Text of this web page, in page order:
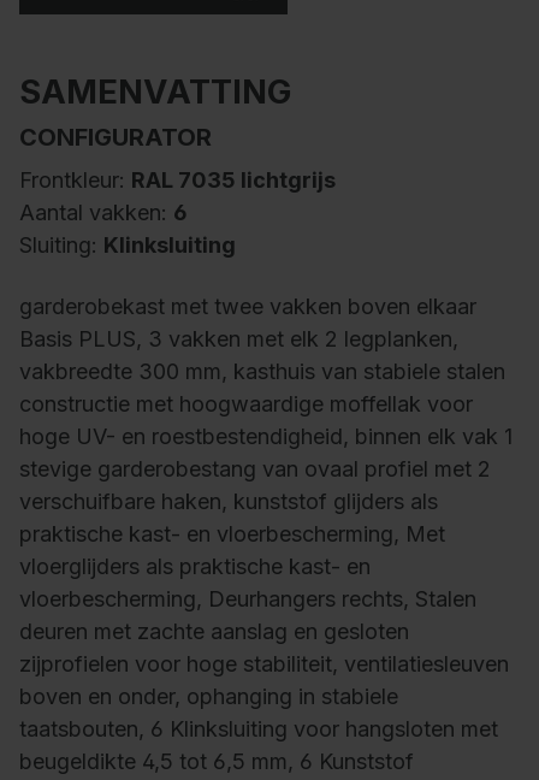
SAMENVATTING
CONFIGURATOR
Frontkleur: RAL 7035 lichtgrijs
Aantal vakken: 6
Sluiting: Klinksluiting
garderobekast met twee vakken boven elkaar
Basis PLUS, 3 vakken met elk 2 legplanken,
vakbreedte 300 mm, kasthuis van stabiele stalen
constructie met hoogwaardige moffellak voor
hoge UV- en roestbestendigheid, binnen elk vak 1
stevige garderobestang van ovaal profiel met 2
verschuifbare haken, kunststof glijders als
praktische kast- en vloerbescherming, Met
vloerglijders als praktische kast- en
vloerbescherming, Deurhangers rechts, Stalen
deuren met zachte aanslag en gesloten
zijprofielen voor hoge stabiliteit, ventilatiesleuven
boven en onder, ophanging in stabiele
taatsbouten, 6 Klinksluiting voor hangsloten met
beugeldikte 4,5 tot 6,5 mm, 6 Kunststof